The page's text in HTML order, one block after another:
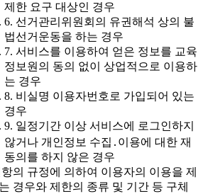
제한 요구 대상인 경우
6. 선거관리위원회의 유권해석 상의 불
법선거운동을 하는 경우
7. 서비스를 이용하여 얻은 정보를 교육
정보원의 동의 없이 상업적으로 이용하
는 경우
8. 비실명 이용자번호로 가입되어 있는
경우
9. 일정기간 이상 서비스에 로그인하지
않거나 개인정보 수집․이용에 대한 재
동의를 하지 않은 경우
의 규정에 의하여 이용자의 이용을 제
경우와 제한의 종류 및 기간 등 구체